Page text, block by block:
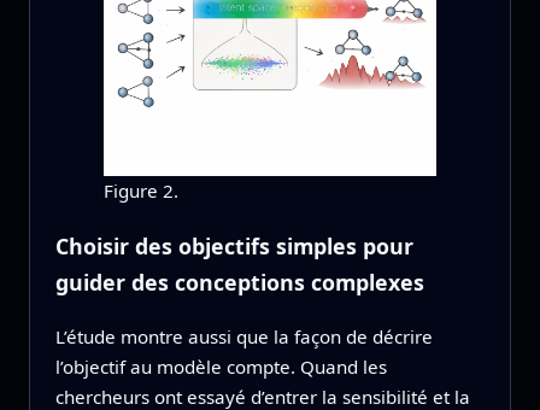
Figure 2.
Choisir des objectifs simples pour
guider des conceptions complexes
L’étude montre aussi que la façon de décrire
l’objectif au modèle compte. Quand les
chercheurs ont essayé d’entrer la sensibilité et la